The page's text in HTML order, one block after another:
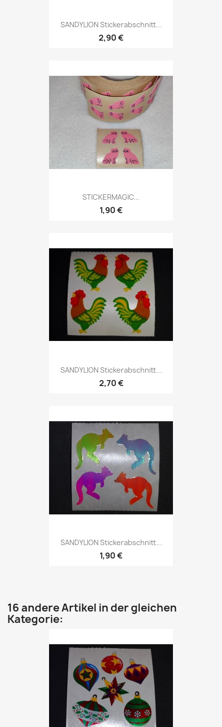
SANDYLION Stickerabschnitt...
2,90 €
STICKERMAGIC...
1,90 €
SANDYLION Stickerabschnitt...
2,70 €
SANDYLION Stickerabschnitt...
1,90 €
16 andere Artikel in der gleichen
Kategorie: